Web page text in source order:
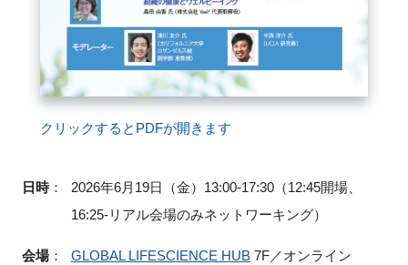
クリックするとPDFが開きます
日時：
2026年6月19日（金）13:00-17:30（12:45開場、
16:25-リアル会場のみネットワーキング）
会場： GLOBAL LIFESCIENCE HUB7F／オンライン